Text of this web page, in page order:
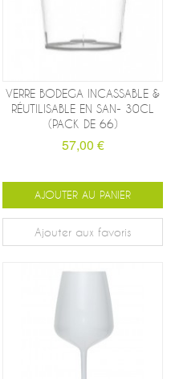
VERRE BODEGA INCASSABLE &
RÉUTILISABLE EN SAN- 30CL
(PACK DE 66)
57,00 €
AJOUTER AU PANIER
Ajouter aux favoris